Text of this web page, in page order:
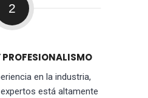
2
PROFESIONALISMO
en la industria,
está altamente